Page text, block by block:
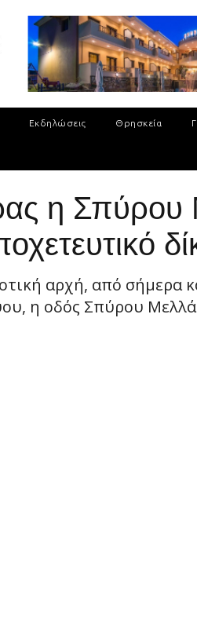
Εκδηλώσεις Θρησκεία
η
αρχή, από σήμερα
η οδός Σπύρου Μελλά